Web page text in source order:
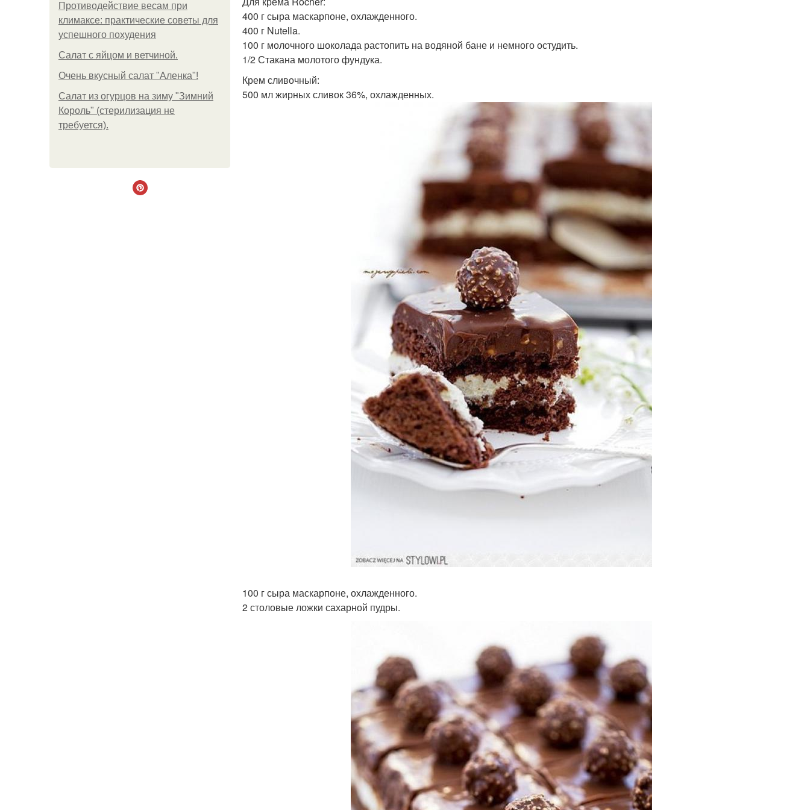
Противодействие весам при
климаксе: практические советы для
успешного похудения
Салат с яйцом и ветчиной.
Очень вкусный салат "Аленка"!
Салат из огурцов на зиму "Зимний
Король" (стерилизация не
требуется).
400 г сыра маскарпоне, охлажденного.
400 г Nutella.
100 г молочного шоколада растопить на водяной бане и немного остудить.
1/2 Стакана молотого фундука.
Крем сливочный:
500 мл жирных сливок 36%, охлажденных.
100 г сыра маскарпоне, охлажденного.
2 столовые ложки сахарной пудры.